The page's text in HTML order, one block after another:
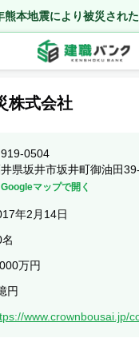
熊本地震により被災され
株式会社
919-0504
県坂井市坂井町御油田
Googleマップで開く
年2月14日
万円
円
www.crownbousai.jp/